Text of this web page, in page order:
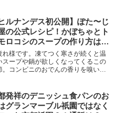
ごめ昆布茶」です。TVで話題のがご
布茶！北海道産昆布...
ヒルナンデス初公開】ぽた〜じ
の公式レシピ！かぼちゃとト
ロコシのスープの作り方は？
に美味しいの？
れ様です。凍てつく寒さが続くと温
スープや鍋が欲しくなってくるこの
。コンビニのおでんの香りを嗅いだ
私がいます。また、自分で作るなり
なりで美味しいスープ...
発祥のデニッシュ食パンのお
グランマーブル祇園ではなく